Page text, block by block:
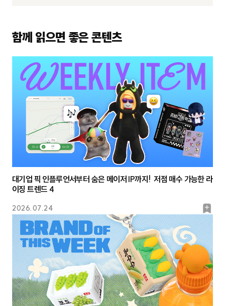
함께 읽으면 좋은 콘텐츠
2026.07.24
북
마
크
대기업 픽 인플루언서부터 숨은 메이저 IP까지! 저점 매수 가능한 라
이징 트렌드 4